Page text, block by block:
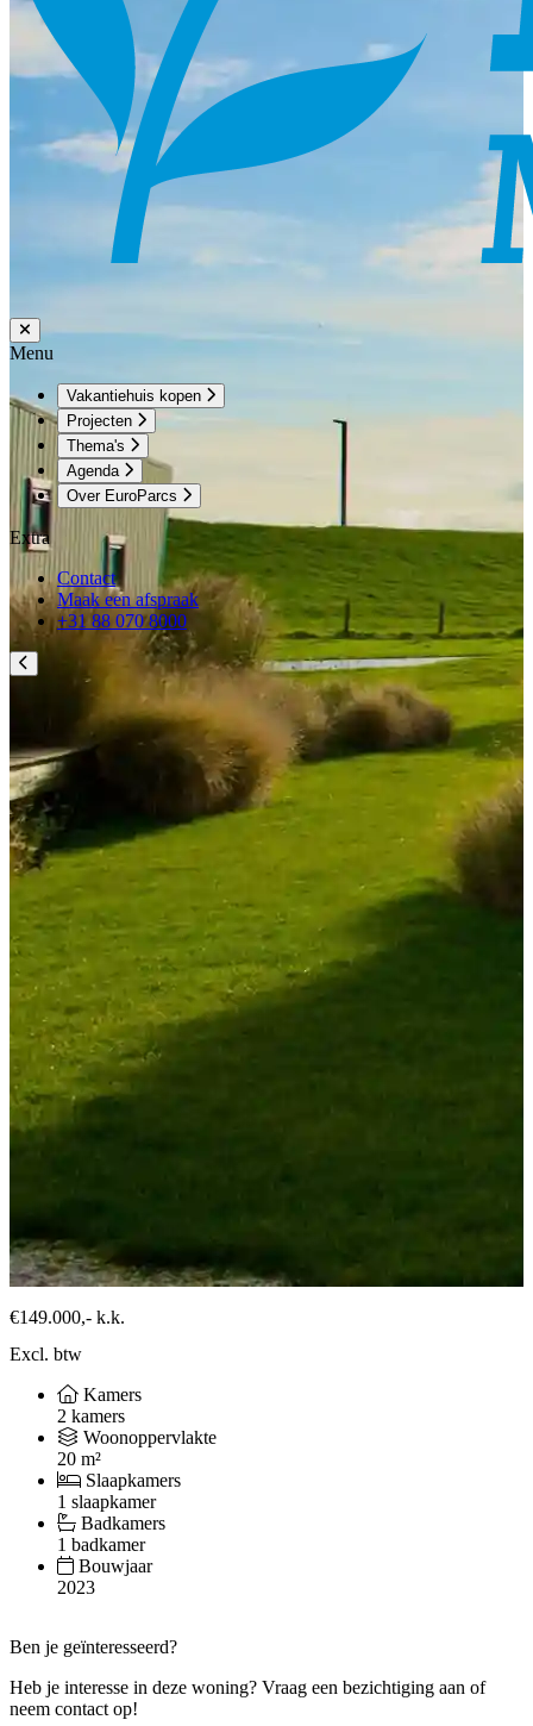
Menu
Vakantiehuis kopen
Projecten
Thema's
Agenda
Over EuroParcs
Extra
Contact
Maak een afspraak
+31 88 070 8000
€149.000,- k.k.
Excl. btw
Kamers
2 kamers
Woonoppervlakte
20 m²
Slaapkamers
1 slaapkamer
Badkamers
1 badkamer
Bouwjaar
2023
Ben je geïnteresseerd?
Heb je interesse in deze woning? Vraag een bezichtiging aan of
neem contact op!